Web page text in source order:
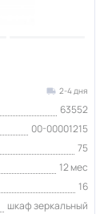
2-4 дня
63552
00-00001215
75
12 мес
16
шкаф зеркальный